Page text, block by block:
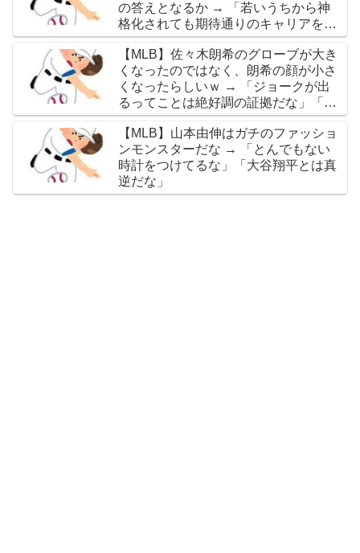
の答えとなるか → 「若いうちから神
格化されても期待通りのキャリアを築
けるのはほんの一握りだからな」「大
谷の名前を出したのはクリック数稼ぎ
でしかないわ」
【MLB】佐々木朗希のグローブが大き
くなったのではなく、朗希の顔が小さ
くなったらしいｗ → 「ジョークが出
るってことは絶好調の証拠だな」「癖
なのか精神的なものなのか分からない
がいい方向に進んだのはいいことだ」
【MLB】山本由伸はガチのファッショ
ンモンスターだな → 「とんでもない
時計をつけてるな」「大谷翔平とは真
逆だな」